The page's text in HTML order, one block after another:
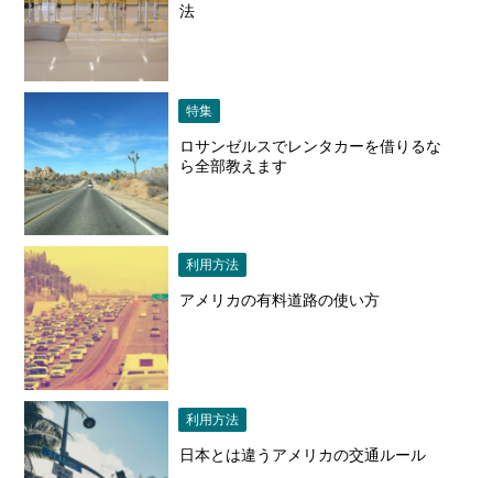
法
特集
ロサンゼルスでレンタカーを借りるな
ら全部教えます
利用方法
アメリカの有料道路の使い方
利用方法
日本とは違うアメリカの交通ルール